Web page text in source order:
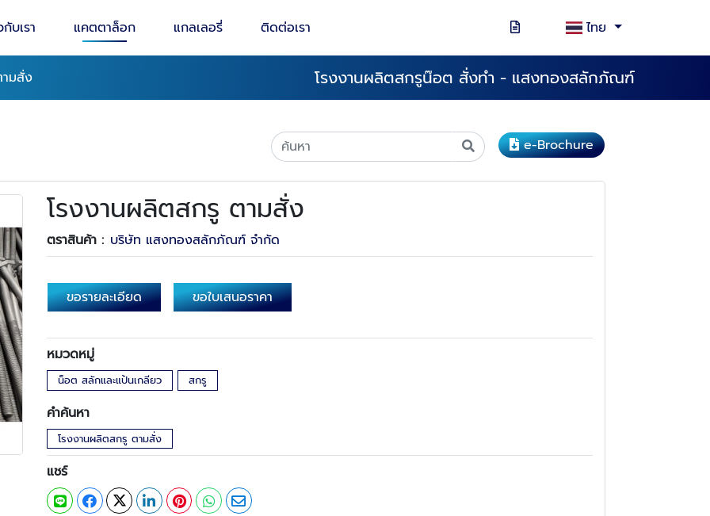
บเรา แคตตาล็อก แกลเลอรี่ ติดต่อเรา ไทย
มสั่ง โรงงานผลิตสกรูน๊อต สั่งทำ - แสงทองสลักภัณฑ์
e-Brochure
โรงงานผลิตสกรู ตามสั่ง
ตราสินค้า : บริษัท แสงทองสลักภัณฑ์ จำกัด
ขอรายละเอียด ขอใบเสนอราคา
หมวดหมู่
น็อต สลักและแป้นเกลียว สกรู
คำค้นหา
โรงงานผลิตสกรู ตามสั่ง
แชร์